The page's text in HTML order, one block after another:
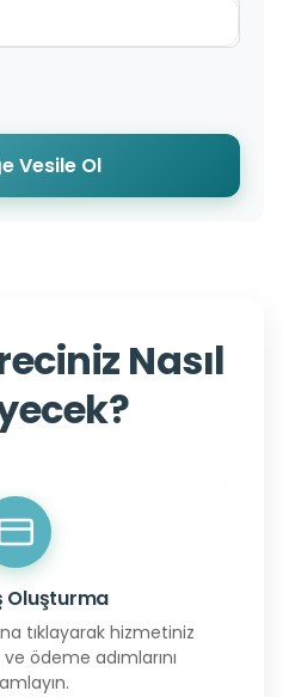
Vesile Ol
Nasıl
Oluşturma
tıklayarak hizmetiniz
ödeme adımlarını